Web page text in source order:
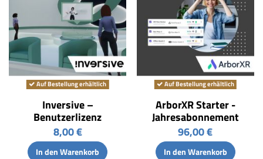
Auf Bestellung erhältlich
Inversive –
Benutzerlizenz
8,00 €
In den Warenkorb
Auf Bestellung erhältlich
ArborXR Starter -
Jahresabonnement
96,00 €
In den Warenkorb